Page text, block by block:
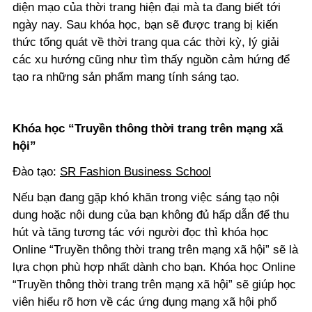
diện mạo của thời trang hiện đại mà ta đang biết tới
ngày nay. Sau khóa học, bạn sẽ được trang bị kiến
thức tổng quát về thời trang qua các thời kỳ, lý giải
các xu hướng cũng như tìm thấy nguồn cảm hứng để
tạo ra những sản phẩm mang tính sáng tạo.
Khóa học “Truyền thông thời trang trên mạng xã
hội”
Đào tạo: SR Fashion Business School
Nếu bạn đang gặp khó khăn trong việc sáng tạo nội
dung hoặc nội dung của bạn không đủ hấp dẫn để thu
hút và tăng tương tác với người đọc thì khóa học
Online “Truyền thông thời trang trên mạng xã hội” sẽ là
lựa chọn phù hợp nhất dành cho bạn. Khóa học Online
“Truyền thông thời trang trên mạng xã hội” sẽ giúp học
viên hiểu rõ hơn về các ứng dụng mạng xã hội phổ